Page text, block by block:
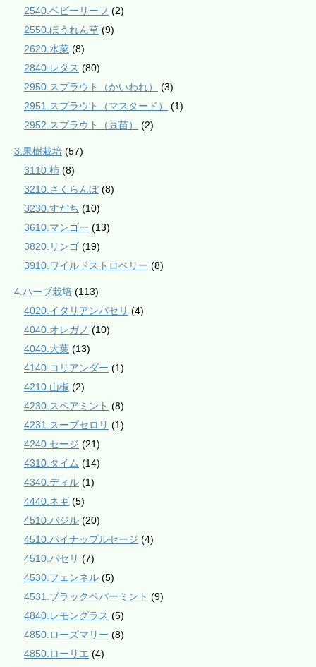
2540.ベビーリーフ (2)
2550.ほうれん草 (9)
2620.水菜 (8)
2840.レタス (80)
2950.スプラウト（かいわれ）
(3)
2951.スプラウト（マスタード）
(1)
2952.スプラウト（豆苗）
(2)
3.果樹栽培 (57)
3110.柿 (8)
3210.さくらんぼ(8)
3230.すだち (10)
3610.マンゴー (13)
3820.リンゴ (19)
3910.ワイルドストロベリー (8)
4.ハーブ栽培 (113)
4020.イタリアンパセリ (4)
4040.オレガノ (10)
4040.大葉 (13)
4140.コリアンダー (1)
4210.山椒 (2)
4230.スペアミント (8)
4231.スープセロリ (1)
4240.セージ (21)
4310.タイム (14)
4340.ディル (1)
4440.ネギ (5)
4510.バジル (20)
4510.パイナップルセージ (4)
4510.パセリ (7)
4530.フェンネル (5)
4531.ブラックペパーミント (9)
4840.レモングラス (5)
4850.ローズマリー (8)
4850.ローリエ (4)